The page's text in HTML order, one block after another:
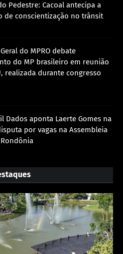
Pedestre: Cacoal antecipa a
de conscientização no trânsit
do MPRO debate
do MP brasileiro em reunião
realizada durante congresso
Dados aponta Laerte Gomes na
por vagas na Assembleia